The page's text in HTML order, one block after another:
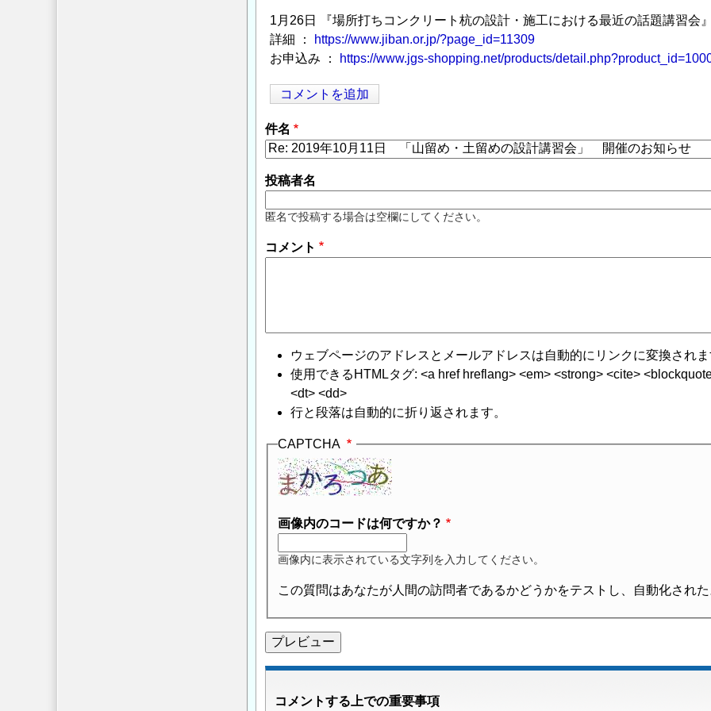
1月26日 『場所打ちコンクリート杭の設計・施工における最近の話題講習会』
詳細 ：
https://www.jiban.or.jp/?page_id=11309
お申込み ：
https://www.jgs-shopping.net/products/
コメントを追加
件名
投稿者名
匿名で投稿する場合は空欄にしてください。
コメント
ウェブページのアドレスとメールアドレスは自動的にリンクに変換されま
使用できるHTMLタグ: <a href hreflang> <em> <strong> <cite>
<dt> <dd>
行と段落は自動的に折り返されます。
CAPTCHA
画像内のコードは何ですか？
画像内に表示されている文字列を入力してください。
この質問はあなたが人間の訪問者であるかどうかをテストし、自動化され
コメントする上での重要事項